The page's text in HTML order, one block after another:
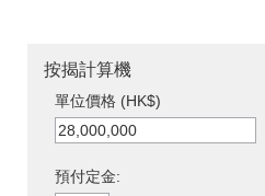
按揭計算機
單位價格 (HK$)
預付定金: